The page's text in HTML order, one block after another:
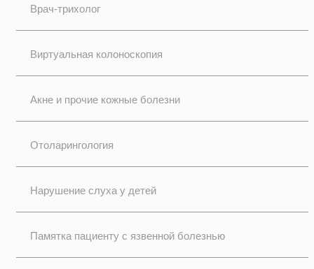
Врач-трихолог
Виртуальная колоноскопия
Акне и прочие кожные болезни
Отоларингология
Нарушение слуха у детей
Памятка пациенту с язвенной болезнью